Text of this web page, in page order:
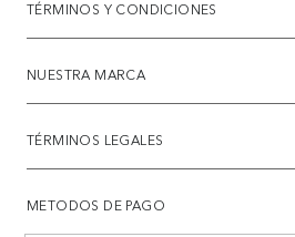
TÉRMINOS Y CONDICIONES
NUESTRA MARCA
TÉRMINOS LEGALES
METODOS DE PAGO